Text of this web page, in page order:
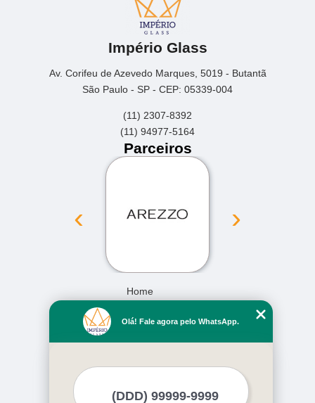
Império Glass
Av. Corifeu de Azevedo Marques, 5019 - Butantã
São Paulo - SP - CEP: 05339-004
(11) 2307-8392
(11) 94977-5164
Parceiros
‹ ›
Home
Missão
Olá! Fale agora pelo WhatsApp.